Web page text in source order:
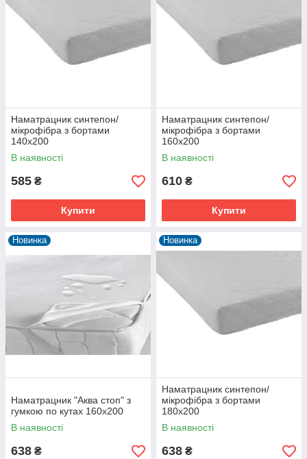
Наматрацник синтепон/
мікрофібра з бортами
140х200
В наявності
585 ₴
Купити
Наматрацник синтепон/
мікрофібра з бортами
160х200
В наявності
610 ₴
Купити
Новинка
Наматрацник "Аква стоп" з
гумкою по кутах 160х200
В наявності
638 ₴
Новинка
Наматрацник синтепон/
мікрофібра з бортами
180х200
В наявності
638 ₴